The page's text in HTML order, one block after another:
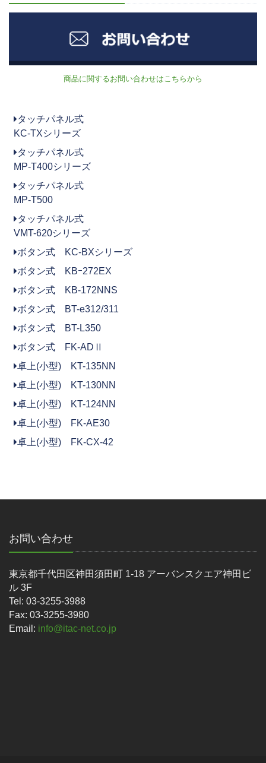
商品に関するお問い合わせはこちらから
タッチパネル式
KC-TXシリーズ
タッチパネル式
MP-T400シリーズ
タッチパネル式
MP-T500
タッチパネル式
VMT-620シリーズ
ボタン式 KC-BXシリーズ
ボタン式 KBｰ272EX
ボタン式 KB-172NNS
ボタン式 BT-e312/311
ボタン式 BT-L350
ボタン式 FK-ADⅡ
卓上(小型) KT-135NN
卓上(小型) KT-130NN
卓上(小型) KT-124NN
卓上(小型) FK-AE30
卓上(小型) FK-CX-42
お問い合わせ
東京都千代田区神田須田町 1-18 アーバンスクエア神田ビ
ル 3F
Tel: 03-3255-3988
Fax: 03-3255-3980
Email: info@itac-net.co.jp